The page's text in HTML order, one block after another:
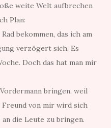
weite Welt aufbrechen
Plan:
bekommen, das ich am
verzögert sich. Es
Doch das hat man mir
bringen, weil
von mir wird sich
die Leute zu bringen.